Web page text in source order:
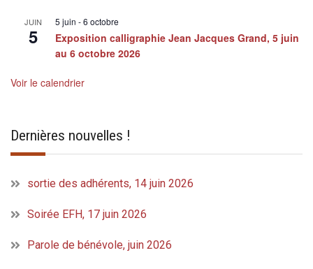
JUIN
5
5 juin -6 octobre
Exposition calligraphie Jean Jacques Grand, 5 juin
au 6 octobre 2026
Voir le calendrier
Dernières nouvelles !
sortie des adhérents, 14 juin 2026
Soirée EFH, 17 juin 2026
Parole de bénévole, juin 2026